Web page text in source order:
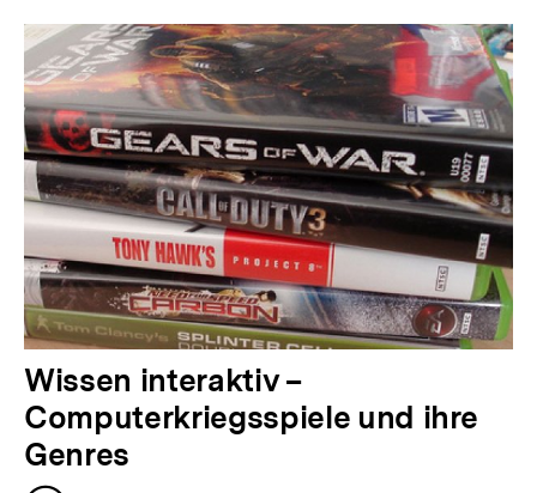
r
i
g
e
r
I
n
h
a
l
t
:
N
ä
c
Wissen interaktiv –
Computerkriegsspiele und ihre
Genres